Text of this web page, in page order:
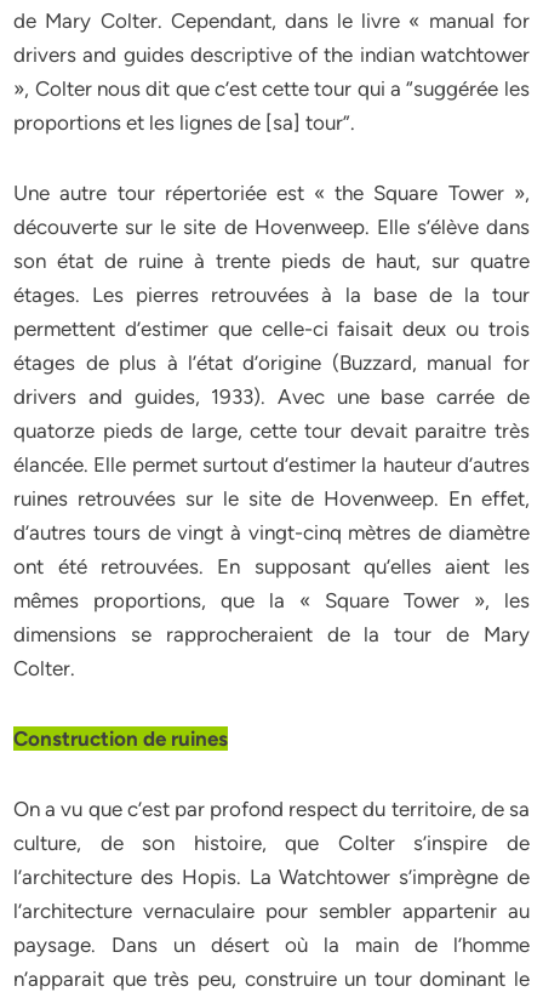
de Mary Colter. Cependant, dans le livre « manual for
drivers and guides descriptive of the indian watchtower
», Colter nous dit que c’est cette tour qui a “suggérée les
proportions et les lignes de [sa] tour”.
Une autre tour répertoriée est « the Square Tower »,
découverte sur le site de Hovenweep. Elle s’élève dans
son état de ruine à trente pieds de haut, sur quatre
étages. Les pierres retrouvées à la base de la tour
permettent d’estimer que celle-ci faisait deux ou trois
étages de plus à l’état d’origine (Buzzard, manual for
drivers and guides, 1933). Avec une base carrée de
quatorze pieds de large, cette tour devait paraitre très
élancée. Elle permet surtout d’estimer la hauteur d’autres
ruines retrouvées sur le site de Hovenweep. En effet,
d’autres tours de vingt à vingt-cinq mètres de diamètre
ont été retrouvées. En supposant qu’elles aient les
mêmes proportions, que la « Square Tower », les
dimensions se rapprocheraient de la tour de Mary
Colter.
Construction de ruines
On a vu que c’est par profond respect du territoire, de sa
culture, de son histoire, que Colter s’inspire de
l’architecture des Hopis. La Watchtower s’imprègne de
l’architecture vernaculaire pour sembler appartenir au
paysage. Dans un désert où la main de l’homme
n’apparait que très peu, construire un tour dominant le